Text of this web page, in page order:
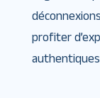
profiter